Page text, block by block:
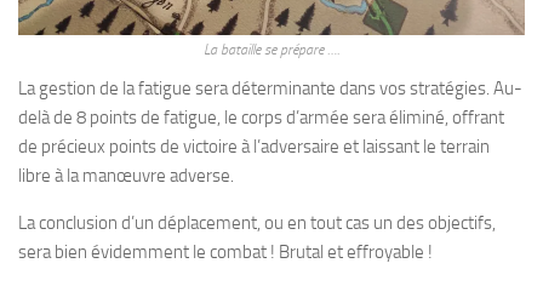
La bataille se prépare ….
La gestion de la fatigue sera déterminante dans vos stratégies. Au-
delà de 8 points de fatigue, le corps d’armée sera éliminé, offrant
de précieux points de victoire à l’adversaire et laissant le terrain
libre à la manœuvre adverse.
La conclusion d’un déplacement, ou en tout cas un des objectifs,
sera bien évidemment le combat ! Brutal et effroyable !